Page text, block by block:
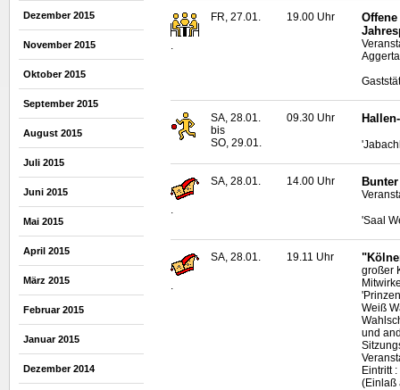
Dezember 2015
November 2015
Oktober 2015
September 2015
August 2015
Juli 2015
Juni 2015
Mai 2015
April 2015
März 2015
Februar 2015
Januar 2015
Dezember 2014
FR, 27.01. 19.00 Uhr
SA, 28.01.
bis
SO, 29.01.
09.30 Uhr
.
SA, 28.01. 14.00 Uhr
'Saal
.
SA, 28.01. 19.11 Uhr
großer
Weiß
und
Eintritt
(Einlaß